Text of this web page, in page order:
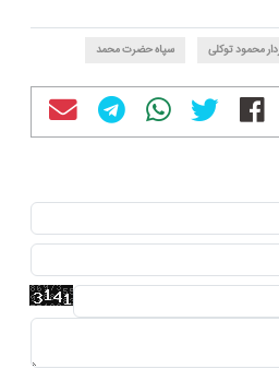
محمود توکلی سپاه حضرت محمد